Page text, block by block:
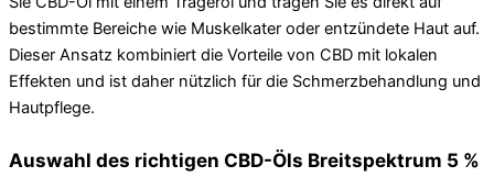
bestimmte Bereiche wie Muskelkater oder entzündete Haut auf.
Dieser Ansatz kombiniert die Vorteile von CBD mit lokalen
Effekten und ist daher nützlich für die Schmerzbehandlung und
Hautpflege.
Auswahl des richtigen CBD-Öls Breitspektrum 5 %